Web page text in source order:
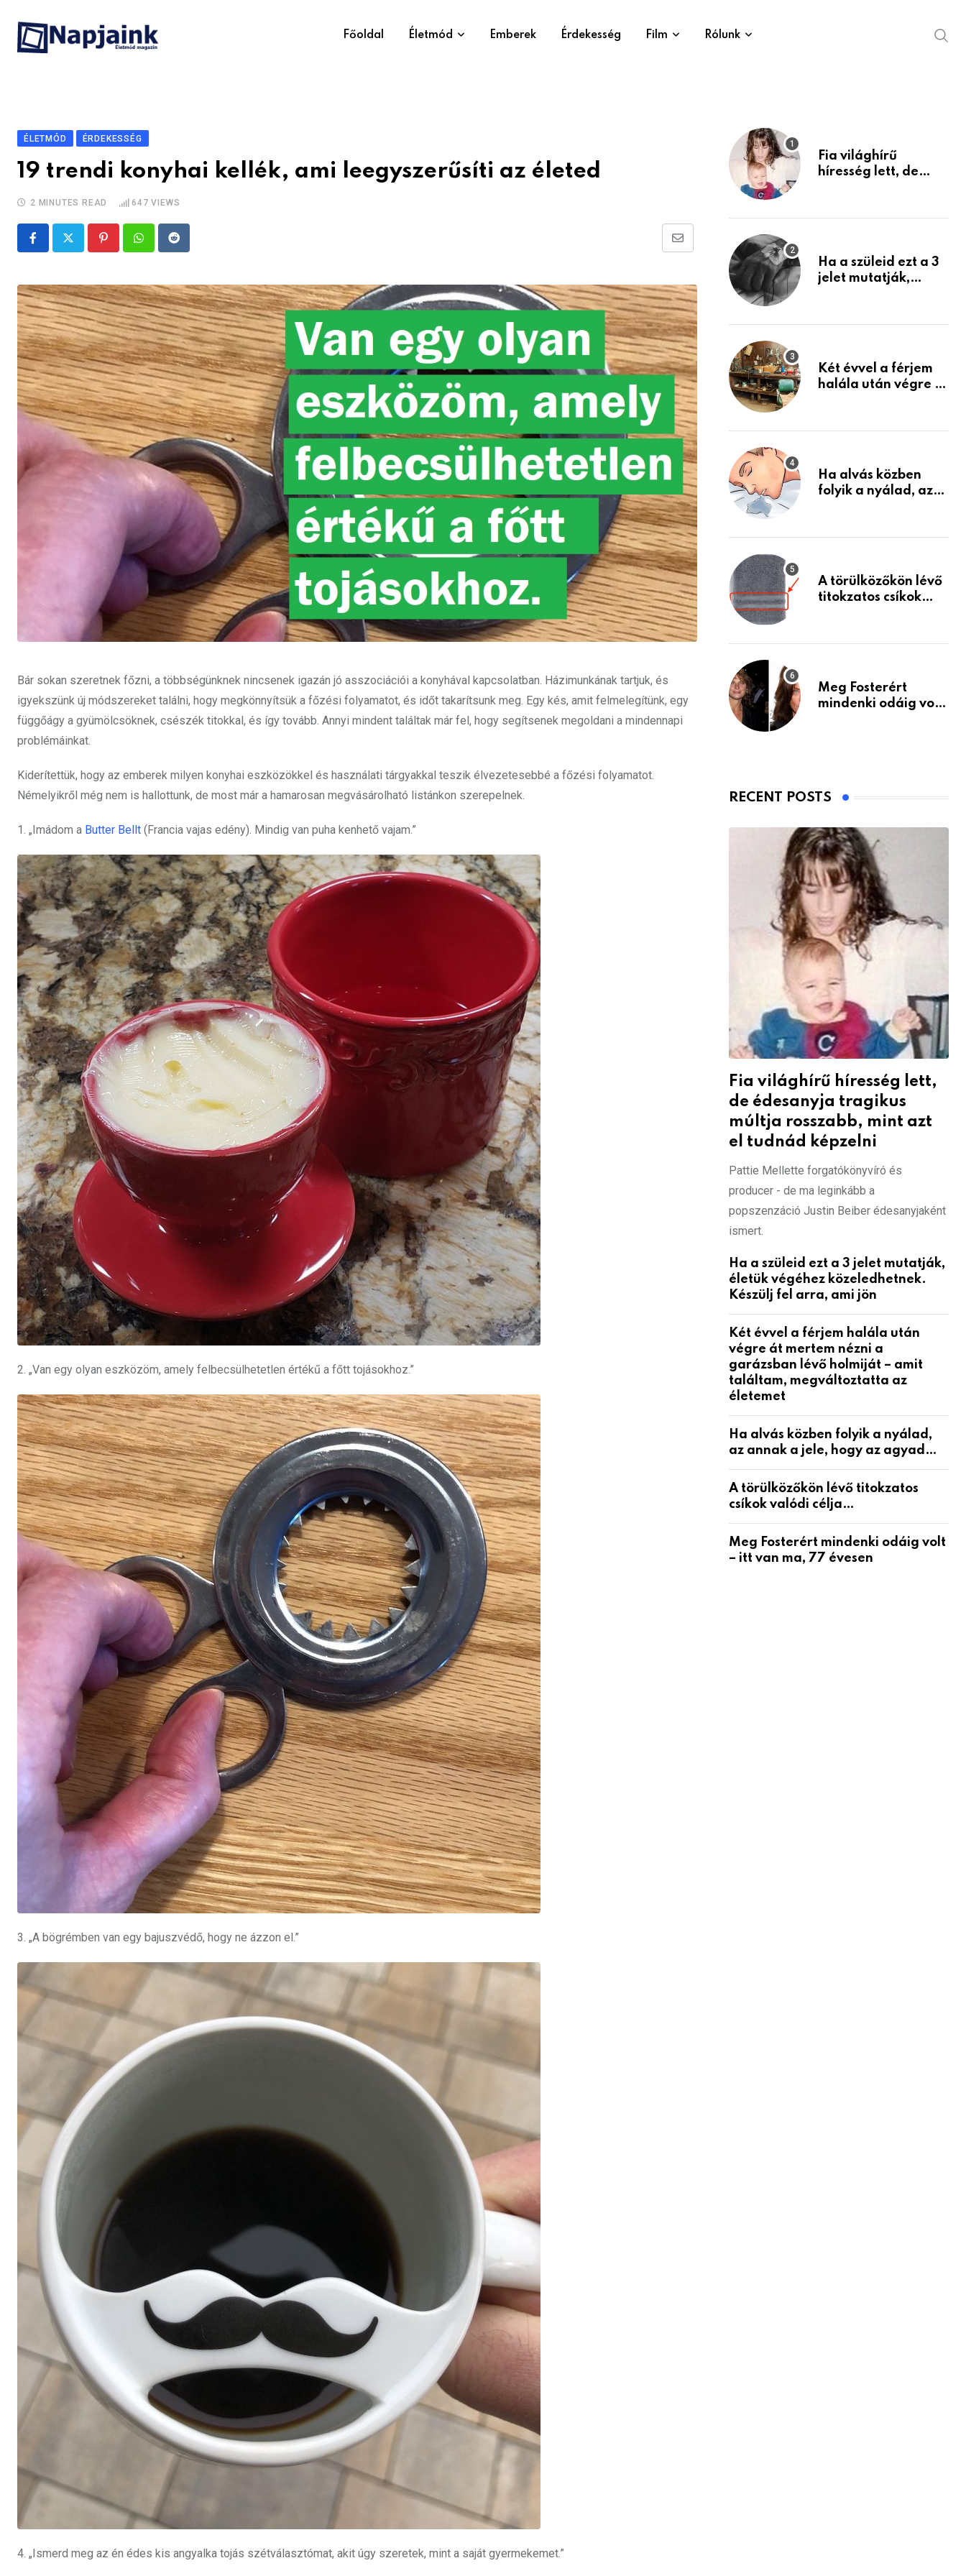
content
Főoldal Életmód Emberek Érdekesség Film Rólunk
ÉLETMÓD ÉRDEKESSÉG
19 trendi konyhai kellék, ami leegyszerűsíti az életed
2 MINUTES READ 647 VIEWS
PinterestWhatsappReddit
Share
Email
Bár sokan szeretnek főzni, a többségünknek nincsenek igazán jó asszociációi a konyhával kapcsolatban. Házimunkának tartjuk, és
igyekszünk új módszereket találni, hogy megkönnyítsük a főzési folyamatot, és időt takarítsunk meg. Egy kés, amit felmelegítünk, egy
függőágy a gyümölcsöknek, csészék titokkal, és így tovább. Annyi mindent találtak már fel, hogy segítsenek megoldani a mindennapi
problémáinkat.
Kiderítettük, hogy az emberek milyen konyhai eszközökkel és használati tárgyakkal teszik élvezetesebbé a főzési folyamatot.
Némelyikről még nem is hallottunk, de most már a hamarosan megvásárolható listánkon szerepelnek.
1. „Imádom a Butter Bellt (Francia vajas edény). Mindig van puha kenhető vajam.”
2. „Van egy olyan eszközöm, amely felbecsülhetetlen értékű a főtt tojásokhoz.”
3. „A bögrémben van egy bajuszvédő, hogy ne ázzon el.”
4. „Ismerd meg az én édes kis angyalka tojás szétválasztómat, akit úgy szeretek, mint a saját gyermekemet.”
Fia világhírű
híresség lett, de
mint azt el tudnád
Ha a szüleid ezt a 3
jelet mutatják,
Készülj fel arra, ami
Két évvel a férjem
halála után végre át
holmiját – amit
életemet
Ha alvás közben
folyik a nyálad, az
A törülközőkön lévő
titokzatos csíkok
Meg Fosterért
mindenki odáig volt
RECENT POSTS
Fia világhírű híresség lett,
de édesanyja tragikus
múltja rosszabb, mint azt
el tudnád képzelni
Pattie Mellette forgatókönyvíró és
producer - de ma leginkább a
popszenzáció Justin Beiber édesanyjaként
ismert.
Ha a szüleid ezt a 3 jelet mutatják,
életük végéhez közeledhetnek.
Készülj fel arra, ami jön
Két évvel a férjem halála után
végre át mertem nézni a
garázsban lévő holmiját – amit
találtam, megváltoztatta az
életemet
Ha alvás közben folyik a nyálad,
az annak a jele, hogy az agyad…
A törülközőkön lévő titokzatos
csíkok valódi célja…
Meg Fosterért mindenki odáig volt
– itt van ma, 77 évesen